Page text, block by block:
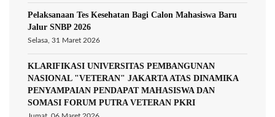
Pelaksanaan Tes Kesehatan Bagi Calon Mahasiswa Baru
Jalur SNBP 2026
Selasa, 31 Maret 2026
KLARIFIKASI UNIVERSITAS PEMBANGUNAN
NASIONAL "VETERAN" JAKARTA ATAS DINAMIKA
PENYAMPAIAN PENDAPAT MAHASISWA DAN
SOMASI FORUM PUTRA VETERAN PKRI